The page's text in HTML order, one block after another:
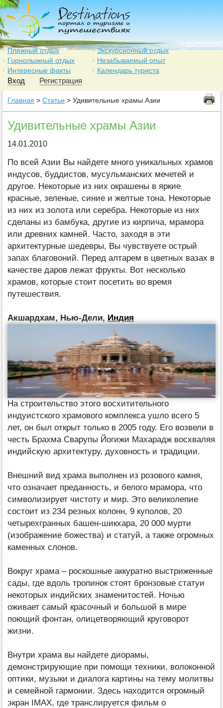
Пляжный отдых
Экскурсионный отдых
Горнолыжный отдых
Незабываемый опыт
Интересные факты
Календарь туриста
Вход Регистрация
Главная > Статьи > Удивительные храмы Азии
Удивительные храмы Азии
14.01.2010
По всей Азии Вы найдете много уникальных храмов
индусов, буддистов, мусульманских мечетей и
другое. Некоторые из них окрашены в яркие
красные, зеленые, синие и желтые тона. Некоторые
из них из золота или серебра. Некоторые из них
сделаны из бамбука, другие из кирпича, мрамора
или древних камней. Часто, заходя в эти
архитектурные шедевры, Вы чувствуете острый
запах благовоний. Перед алтарем в цветных вазах в
качестве даров лежат фрукты. Вот несколько
храмов, которые стоит посетить во время
путешествия.
Акшардхам, Нью-Дели, Индия
На строительство этого восхитительного
индуистского храмового комплекса ушло всего 5
лет, он был открыт только в 2005 году. Его возвели в
честь Брахма Сварупы Йогижи Махарадж восхваляя
индийскую архитектуру, духовность и традиции.
Внешний вид храма выполнен из розового камня,
что означает преданность, и белого мрамора, что
символизирует чистоту и мир. Это великолепие
состоит из 234 резных колонн, 9 куполов, 20
четырехгранных башен-шикхара, 20 000 мурти
(изображение божества) и статуй, а также огромных
каменных слонов.
Вокруг храма – роскошные аккуратно выстриженные
сады, где вдоль тропинок стоят бронзовые статуи
некоторых индийских знаменитостей. Ночью
оживает самый красочный и большой в мире
поющий фонтан, олицетворяющий круговорот
жизни.
Внутри храма вы найдете диорамы,
демонстрирующие при помощи техники, волоконной
оптики, музыки и диалога картины на тему молитвы
и семейной гармонии. Здесь находится огромный
экран IMAX, где транслируется фильм о